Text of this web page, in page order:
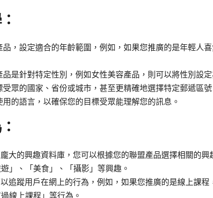
，設定適合的年齡範圍，例如，如果您推廣的是年輕人
是針對特定性別，例如女性美容產品，則可以將性別設定
眾的國家、省份或城市，甚至更精確地選擇特定郵遞區號
的語言，以確保您的目標受眾能理解您的訊息。
大的興趣資料庫，您可以根據您的聯盟產品選擇相關的
」、「美食」、「攝影」等興趣。
追蹤用戶在網上的行為，例如，如果您推廣的是線上課
線上課程」等行為。